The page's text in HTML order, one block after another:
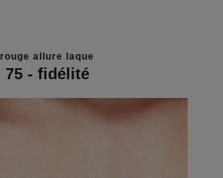
rouge allure laque
75 - fidélité